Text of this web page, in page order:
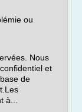
ou
Nous
et
de